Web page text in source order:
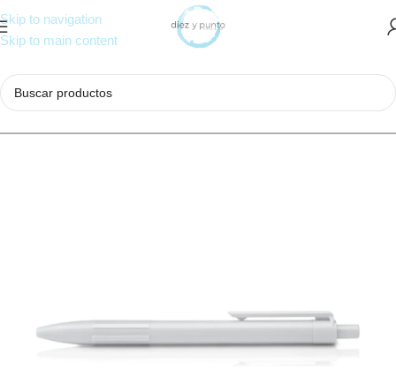
Skip to navigation
Skip to main content